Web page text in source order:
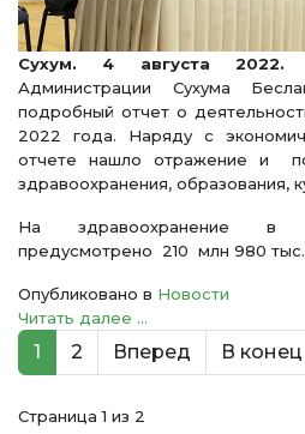
Сухум. 4 августа 2022.
Администрации Сухума
подробный отчет о
2022 года. Наряду с
отчете нашло отражение и
здравоохранения, образования,
На здравоохранение в
предусмотрено 210 млн 980 тыс.
Опубликовано в Новости
Читать далее ...
1 2 Вперед В конец
Страница 1 из 2